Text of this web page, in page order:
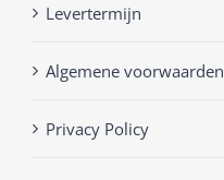
Levertermijn
Algemene voorwaarden
Privacy Policy